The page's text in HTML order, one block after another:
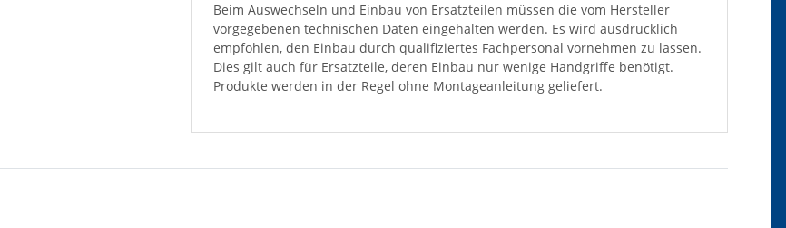
Beim Auswechseln und Einbau von Ersatzteilen müssen die vom Hersteller
vorgegebenen technischen Daten eingehalten werden. Es wird ausdrücklich
empfohlen, den Einbau durch qualifiziertes Fachpersonal vornehmen zu lassen.
Dies gilt auch für Ersatzteile, deren Einbau nur wenige Handgriffe benötigt.
Produkte werden in der Regel ohne Montageanleitung geliefert.